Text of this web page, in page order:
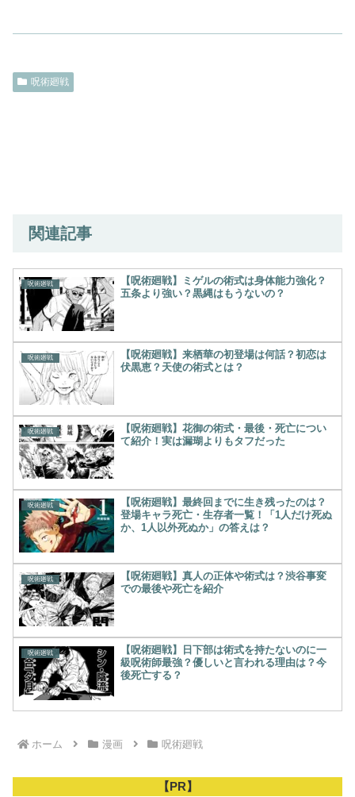
呪術廻戦
関連記事
呪術廻戦
【呪術廻戦】ミゲルの術式は身体能力強化？
五条より強い？黒縄はもうないの？
呪術廻戦
【呪術廻戦】来栖華の初登場は何話？初恋は
伏黒恵？天使の術式とは？
呪術廻戦
【呪術廻戦】花御の術式・最後・死亡につい
て紹介！実は漏瑚よりもタフだった
呪術廻戦
【呪術廻戦】最終回までに生き残ったのは？
登場キャラ死亡・生存者一覧！「1人だけ死ぬ
か、1人以外死ぬか」の答えは？
呪術廻戦
【呪術廻戦】真人の正体や術式は？渋谷事変
での最後や死亡を紹介
呪術廻戦
【呪術廻戦】日下部は術式を持たないのに一
級呪術師最強？優しいと言われる理由は？今
後死亡する？
ホーム 漫画 呪術廻戦
【PR】